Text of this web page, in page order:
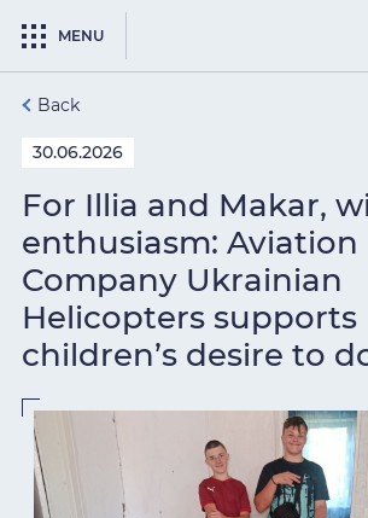
MENU
Back
30.06.2026
For Illia and Makar,
enthusiasm: Aviation
Company Ukrainian
Helicopters supports
children’s desire to